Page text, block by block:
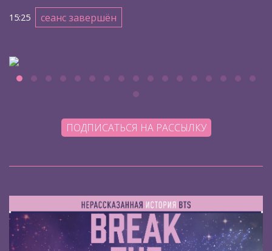
15:25 сеанс завершён
ПОДПИСАТЬСЯ НА РАССЫЛКУ